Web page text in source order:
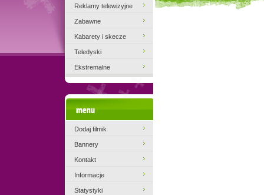
Reklamy telewizyjne
Zabawne
Kabarety i skecze
Teledyski
Ekstremalne
Dodaj filmik
Bannery
Kontakt
Informacje
Statystyki